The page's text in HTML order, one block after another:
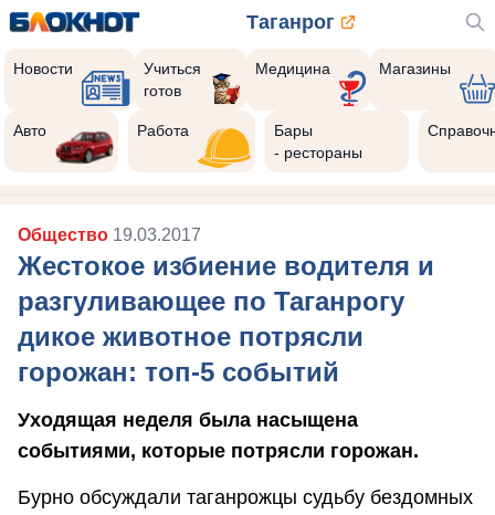
Таганрог
Новости
Учиться
готов
Медицина Магазины
Авто Работа
Бары
- рестораны
Общество 19.03.2017
Жестокое избиение водителя и
разгуливающее по Таганрогу
дикое животное потрясли
горожан: топ-5 событий
Уходящая неделя была насыщена
событиями, которые потрясли горожан.
Бурно обсуждали таганрожцы судьбу бездомных